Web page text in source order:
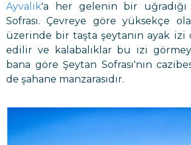
Ayvalık'a her gelenin bir
Sofrası. Çevreye göre yüksekçe
üzerinde bir taşta şeytanın ayak
edilir ve kalabalıklar bu izi
bana göre Şeytan Sofrası'nın
de şahane manzarasıdır.